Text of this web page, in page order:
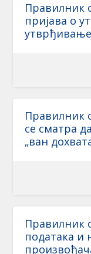
Правилник
пријава о
Правилник
се сматра
„ван
Правилник
података и